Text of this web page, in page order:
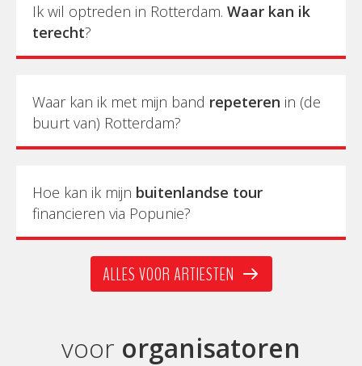
Ik wil optreden in Rotterdam. Waar kan ik
terecht?
Waar kan ik met mijn band repeteren in (de
buurt van) Rotterdam?
Hoe kan ik mijn buitenlandse tour
financieren via Popunie?
ALLES VOOR ARTIESTEN
voor organisatoren